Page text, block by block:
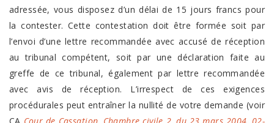
adressée, vous disposez d’un délai de 15 jours francs pour
la contester. Cette contestation doit être formée soit par
l’envoi d’une lettre recommandée avec accusé de réception
au tribunal compétent, soit par une déclaration faite au
greffe de ce tribunal, également par lettre recommandée
avec avis de réception. L’irrespect de ces exigences
procédurales peut entraîner la nullité de votre demande (voir
CA Cour de Cassation, Chambre civile 2, du 23 mars 2004, 02-